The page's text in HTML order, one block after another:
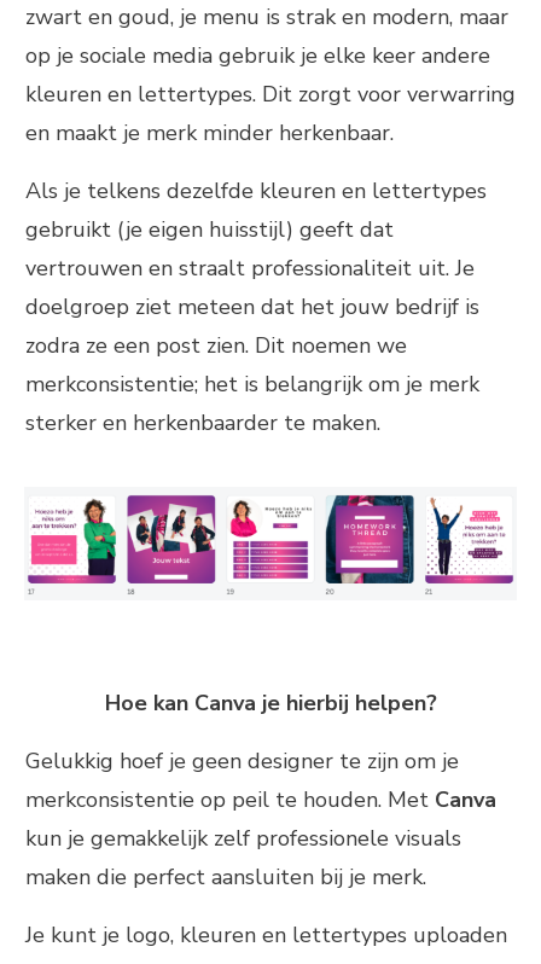
zwart en goud, je menu is strak en modern, maar
op je sociale media gebruik je elke keer andere
kleuren en lettertypes. Dit zorgt voor verwarring
en maakt je merk minder herkenbaar.
Als je telkens dezelfde kleuren en lettertypes
gebruikt (je eigen huisstijl) geeft dat
vertrouwen en straalt professionaliteit uit. Je
doelgroep ziet meteen dat het jouw bedrijf is
zodra ze een post zien. Dit noemen we
merkconsistentie; het is belangrijk om je merk
sterker en herkenbaarder te maken.
Hoe kan Canva je hierbij helpen?
Gelukkig hoef je geen designer te zijn om je
merkconsistentie op peil te houden. Met Canva
kun je gemakkelijk zelf professionele visuals
maken die perfect aansluiten bij je merk.
Je kunt je logo, kleuren en lettertypes uploaden